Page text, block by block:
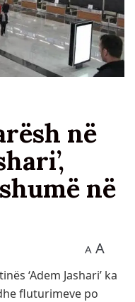
në
në
A A
‘Adem Jashari’ ka
fluturimeve po